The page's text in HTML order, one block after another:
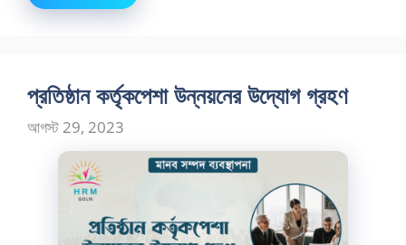
প্রতিষ্ঠান কর্তৃকপেশা উন্নয়নের উদ্যোগ গ্রহণ
আগস্ট 29, 2023